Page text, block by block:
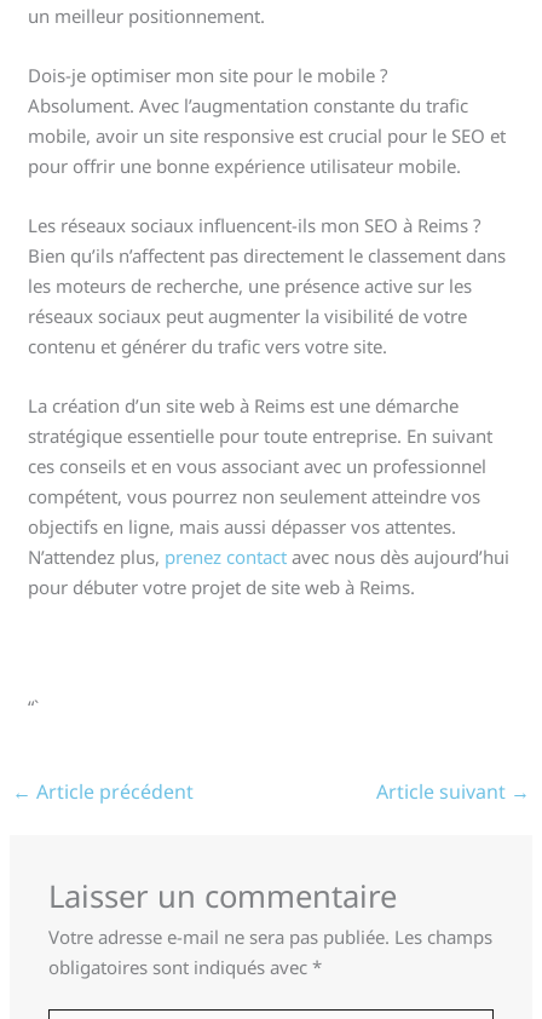
un meilleur positionnement.
Dois-je optimiser mon site pour le mobile ?
Absolument. Avec l’augmentation constante du trafic
mobile, avoir un site responsive est crucial pour le SEO et
pour offrir une bonne expérience utilisateur mobile.
Les réseaux sociaux influencent-ils mon SEO à Reims ?
Bien qu’ils n’affectent pas directement le classement dans
les moteurs de recherche, une présence active sur les
réseaux sociaux peut augmenter la visibilité de votre
contenu et générer du trafic vers votre site.
La création d’un site web à Reims est une démarche
stratégique essentielle pour toute entreprise. En suivant
ces conseils et en vous associant avec un professionnel
compétent, vous pourrez non seulement atteindre vos
objectifs en ligne, mais aussi dépasser vos attentes.
N’attendez plus, prenez contact avec nous dès aujourd’hui
pour débuter votre projet de site web à Reims.
“`
← Article précédent Article suivant →
Laisser un commentaire
Votre adresse e-mail ne sera pas publiée. Les champs
obligatoires sont indiqués avec*